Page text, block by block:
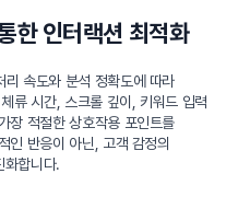
한 인터랙션 최적화
리 속도와 분석 정확도에 따라
류 시간, 스크롤 깊이, 키워드 입력
장 적절한 상호작용 포인트를
인 반응이 아닌, 고객 감정의
화합니다.